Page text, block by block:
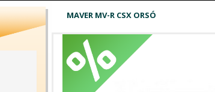
MAVER MV-R CSX ORSÓ